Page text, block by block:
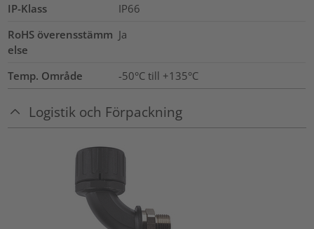
IP-Klass
IP66
RoHS överensstämm
else
Ja
Temp. Område -50°C till +135°C
Logistik och Förpackning